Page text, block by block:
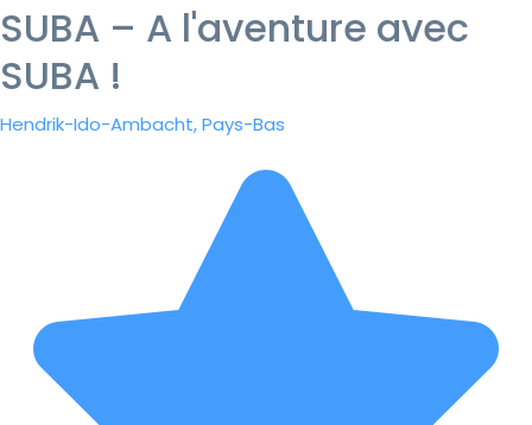
SUBA – A l'aventure avec
SUBA !
Hendrik-Ido-Ambacht, Pays-Bas